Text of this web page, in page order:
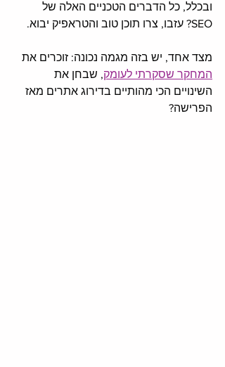
ובכלל, כל הדברים הטכניים האלה של
SEO? עזבו, צרו תוכן טוב והטראפיק יבוא.
מצד אחד, יש בזה מגמה נכונה: זוכרים את
המחקר שסקרתי לעומק, שבחן את
השינויים הכי מהותיים בדירוג אתרים מאז
הפרישה?